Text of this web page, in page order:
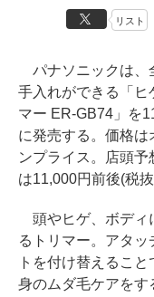
リスト
パナソニックは、
手入れができる「ヒ
マー ER-GB74」を
に発売する。価格は
ンプライス。店頭予
は11,000円前後(税抜
頭やヒゲ、ボディ
るトリマー。アタッ
トを付け替えること
身のムダ毛ケアをす